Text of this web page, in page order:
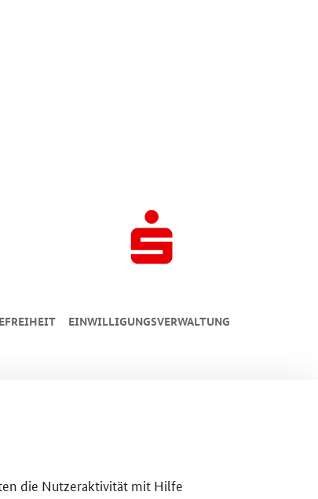
EINWILLIGUNGSVERWALTUNG
die Nutzeraktivität mit Hilfe